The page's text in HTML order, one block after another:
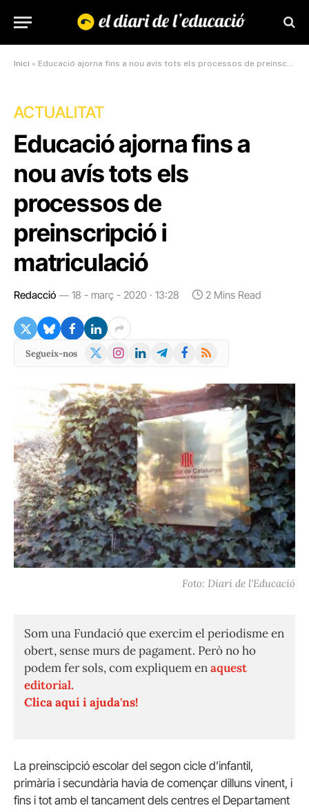
Inici » Educació ajorna fins a nou avís tots els processos de preinscripció i matriculació
ACTUALITAT
Educació ajorna fins a
nou avís tots els
processos de
preinscripció i
matriculació
Redacció 18 - març - 2020 · 13:28 2 Mins Read
Segueix-nos
X
Instagram
LinkedInTelegramFacebook
RSS
Foto: Diari de l'Educació
Som una Fundació que exercim el periodisme en
obert, sense murs de pagament. Però no ho
podem fer sols, com expliquem enaquest
editorial.
Clica aquí i ajuda'ns!
La preinscipció escolar del segon cicle d’infantil,
primària i secundària havia de començar dilluns vinent, i
fins i tot amb el tancament dels centres el Departament